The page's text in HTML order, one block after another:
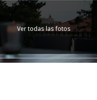
Ver todas las fotos